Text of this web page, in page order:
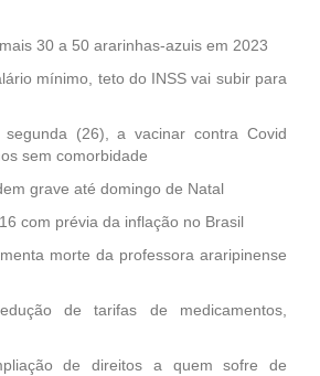
30 a 50 ararinhas-azuis em 2023
mínimo, teto do INSS vai subir para
(26), a vacinar contra Covid
sem comorbidade
grave até domingo de Natal
com prévia da inflação no Brasil
morte da professora araripinense
de tarifas de medicamentos,
de direitos a quem sofre de